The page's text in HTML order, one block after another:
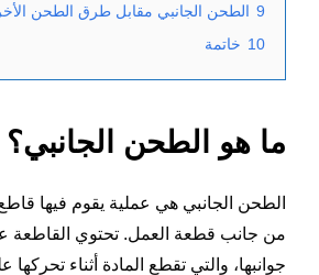
9 الطحن الجانبي مقابل طرق الطحن
10 خاتمة
ما هو الطحن الجانبي؟
الطحن الجانبي هي عملية يقوم فيها قاطع
من جانب قطعة العمل. تحتوي القاطعة
جوانبها، والتي تقطع المادة أثناء